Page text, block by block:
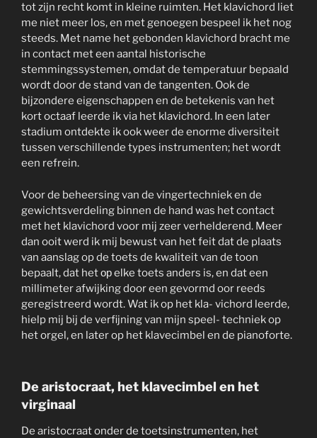
tot zijn recht komt in kleine ruimten. Het klavichord liet
me niet meer los, en met genoegen bespeel ik het nog
steeds. Met name het gebonden klavichord bracht me
in contact met een aantal historische
stemmingssystemen, omdat de temperatuur bepaald
wordt door de stand van de tangenten. Ook de
bijzondere eigenschappen en de betekenis van het
kort octaaf leerde ik via het klavichord. In een later
stadium ontdekte ik ook weer de enorme diversiteit
tussen verschillende types instrumenten; het wordt
een refrein.
Voor de beheersing van de vingertechniek en de
gewichtsverdeling binnen de hand was het contact
met het klavichord voor mij zeer verhelderend. Meer
dan ooit werd ik mij bewust van het feit dat de plaats
van aanslag op de toets de kwaliteit van de toon
bepaalt, dat het ор elke toets anders is, en dat een
millimeter afwijking door een gevormd oor reeds
geregistreerd wordt. Wat ik op het kla- vichord leerde,
hielp mij bij de verfijning van mijn speel- techniek op
het orgel, en later op het klavecimbel en de pianoforte.
De aristocraat, het klavecimbel en het
virginaal
De aristocraat onder de toetsinstrumenten, het